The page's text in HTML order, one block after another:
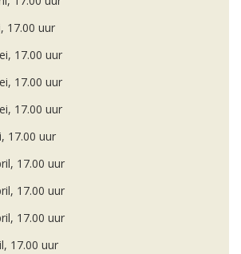
17.00 uur
17.00 uur
17.00 uur
17.00 uur
17.00 uur
17.00 uur
17.00 uur
17.00 uur
17.00 uur